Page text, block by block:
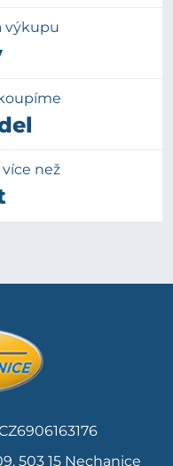
výkupu
než
503 15 Nechanice